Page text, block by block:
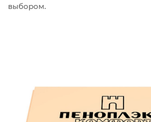
выбором.